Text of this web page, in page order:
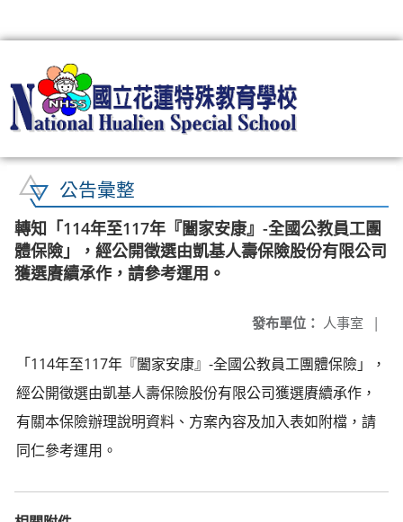
公告彙整
轉知「114年至117年『闔家安康』-全國公教員工團
體保險」，經公開徵選由凱基人壽保險股份有限公司
獲選賡續承作，請參考運用。
發布單位： 人事室 |
「114年至117年『闔家安康』-全國公教員工團體保險」，
經公開徵選由凱基人壽保險股份有限公司獲選賡續承作，
有關本保險辦理說明資料、方案內容及加入表如附檔，請
同仁參考運用。